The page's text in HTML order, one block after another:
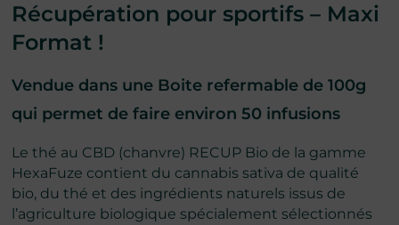
Récupération pour sportifs – Maxi
Format !
Vendue dans une Boite refermable de 100g
qui permet de faire environ 50 infusions
Le thé au CBD (chanvre) RECUP Bio de la gamme
HexaFuze contient du cannabis sativa de qualité
bio, du thé et des ingrédients naturels issus de
l’agriculture biologique spécialement sélectionnés